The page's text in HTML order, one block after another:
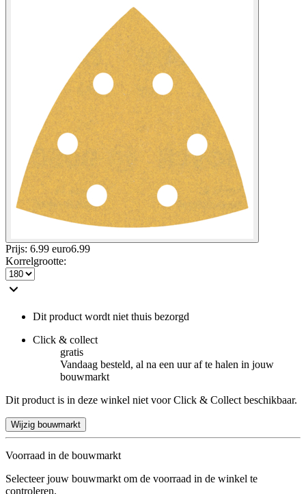
Prijs: 6.99 euro6.99
Korrelgrootte:
Dit product wordt niet thuis bezorgd
Click & collect
gratis
Vandaag besteld, al na een uur af te halen in jouw
bouwmarkt
Dit product is in deze winkel niet voor Click & Collect beschikbaar.
Wijzig bouwmarkt
Voorraad in de bouwmarkt
Selecteer jouw bouwmarkt om de voorraad in de winkel te
controleren.